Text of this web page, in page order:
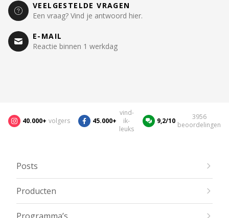
VEELGESTELDE VRAGEN
Een vraag? Vind je antwoord hier.
E-MAIL
Reactie binnen 1 werkdag
40.000+ volgers 45.000+
vind-
ik-
leuks
9,2/10
3956
beoordelingen
Posts
Producten